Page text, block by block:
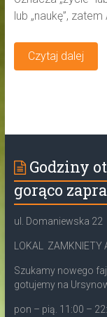
lub „naukę”,
Czytaj dalej
Godziny
gorąco
ul. Domaniewska 22
LOKAL ZAMKNIETY
Szukamy nowego
gotujemy na
pon – pią. 11:00 –